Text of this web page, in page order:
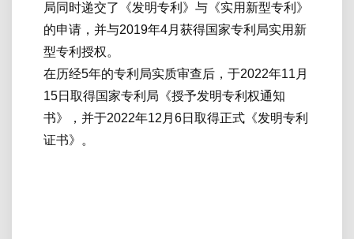
局同时递交了《发明专利》与《实用新型专利》
的申请，并与2019年4月获得国家专利局实用新
型专利授权。
在历经5年的专利局实质审查后，于2022年11月
15日取得国家专利局《授予发明专利权通知
书》，并于2022年12月6日取得正式《发明专利
证书》。